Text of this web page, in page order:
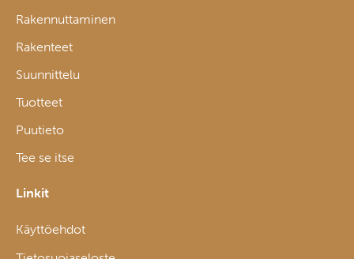
Rakennuttaminen
Rakenteet
Suunnittelu
Tuotteet
Puutieto
Tee se itse
Linkit
Käyttöehdot